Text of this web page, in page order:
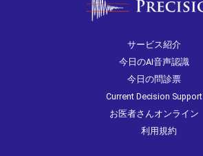
サービス紹介
今日のAI音声認識
今日の問診票
Current Decision Support
お医者さんオンライン
利用規約